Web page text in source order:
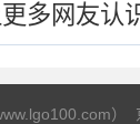
多网友认
）